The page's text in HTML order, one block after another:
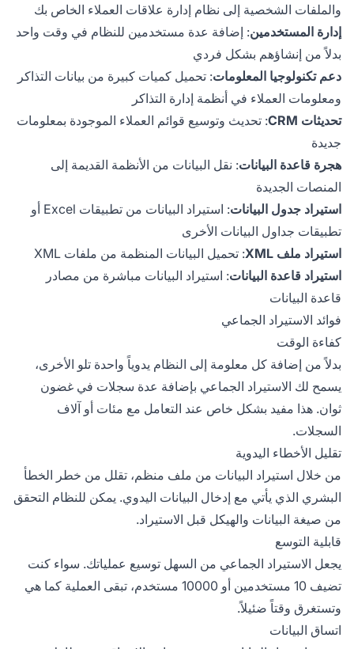
والملفات الشخصية إلى نظام إدارة علاقات العملاء الخاص بك
إدارة المستخدمين: إضافة عدة مستخدمين للنظام في وقت واحد
بدلاً من إنشاؤهم بشكل فردي
دعم تكنولوجيا المعلومات: تحميل كميات كبيرة من بيانات التذاكر
ومعلومات العملاء في أنظمة إدارة التذاكر
تحديثات CRM
: تحديث وتوسيع قوائم العملاء الموجودة بمعلومات
جديدة
هجرة قاعدة البيانات: نقل البيانات من الأنظمة القديمة إلى
المنصات الجديدة
استيراد جدول البيانات
: استيراد البيانات من تطبيقات Excel أو
تطبيقات جداول البيانات الأخرى
استيراد ملف XML
: تحميل البيانات المنظمة من ملفات XML
استيراد قاعدة البيانات: استيراد البيانات مباشرة من مصادر
قاعدة البيانات
فوائد الاستيراد الجماعي
كفاءة الوقت
بدلاً من إضافة كل معلومة إلى النظام يدوياً واحدة تلو الأخرى،
يسمح لك الاستيراد الجماعي بإضافة عدة سجلات في غضون
ثوان. هذا مفيد بشكل خاص عند التعامل مع مئات أو آلاف
السجلات.
تقليل الأخطاء اليدوية
من خلال استيراد البيانات من ملف منظم، تقلل من خطر الخطأ
البشري الذي يأتي مع إدخال البيانات اليدوي. يمكن للنظام التحقق
من صيغة البيانات والهيكل قبل الاستيراد.
قابلية التوسع
يجعل الاستيراد الجماعي من السهل توسيع عملياتك. سواء كنت
تضيف 10 مستخدمين أو 10000 مستخدم، تبقى العملية كما هي
وتستغرق وقتاً ضئيلاً.
اتساق البيانات